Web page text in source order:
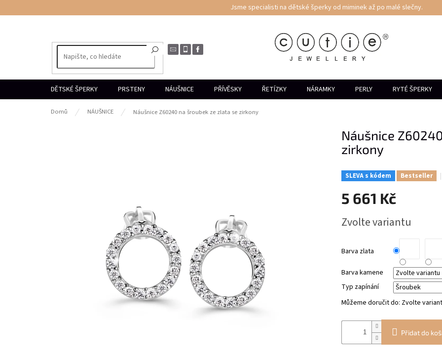
na
Jsme specialisti na dětské šperky od miminek až po malé slečny.
DĚTSKÉ ŠPERKY PRSTENY NÁUŠNICE PŘÍVĚSKY ŘETÍZKY NÁRAMKY PERLY RYTÉ ŠPERKY
Domů NÁUŠNICE Náušnice Z60240 na šroubek ze zlata se zirkony
Náušnice
zirkony
SLEVA s kódem Bestseller
5 661 Kč
cena:
Zvolte variantu
Barva zlata
Barva kamene
Typ zapínání
Můžeme doručit do: Zvolte
Přidat do